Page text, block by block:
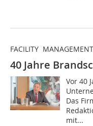
FACILITY
40 Jahre
Vor 40
Das
mit...